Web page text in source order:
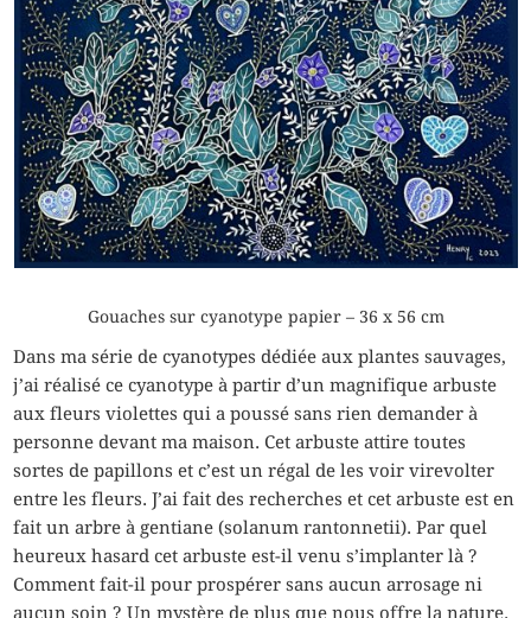
Gouaches sur cyanotype papier – 36 x 56 cm
Dans ma série de cyanotypes dédiée aux plantes sauvages,
j’ai réalisé ce cyanotype à partir d’un magnifique arbuste
aux fleurs violettes qui a poussé sans rien demander à
personne devant ma maison. Cet arbuste attire toutes
sortes de papillons et c’est un régal de les voir virevolter
entre les fleurs. J’ai fait des recherches et cet arbuste est en
fait un arbre à gentiane (solanum rantonnetii). Par quel
heureux hasard cet arbuste est-il venu s’implanter là ?
Comment fait-il pour prospérer sans aucun arrosage ni
aucun soin ? Un mystère de plus que nous offre la nature.